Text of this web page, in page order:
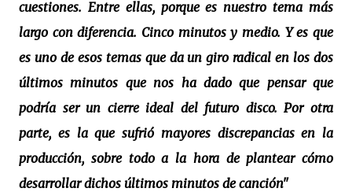
cuestiones. Entre ellas, porque es nuestro tema más
largo con diferencia. Cinco minutos y medio. Y es que
es uno de esos temas que da un giro radical en los dos
últimos minutos que nos ha dado que pensar que
podría ser un cierre ideal del futuro disco. Por otra
parte, es la que sufrió mayores discrepancias en la
producción, sobre todo a la hora de plantear cómo
desarrollar dichos últimos minutos de canción"